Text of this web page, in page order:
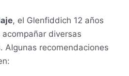
, el Glenfiddich 12 años
diversas
Algunas recomendaciones